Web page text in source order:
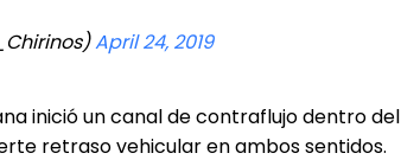
April 24, 2019
inició un canal de contraflujo dentro del
retraso vehicular en ambos sentidos.